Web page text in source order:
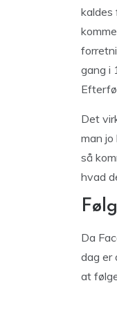
kaldes
gang i
Det
man jo
så
hvad
Da
dag er
at